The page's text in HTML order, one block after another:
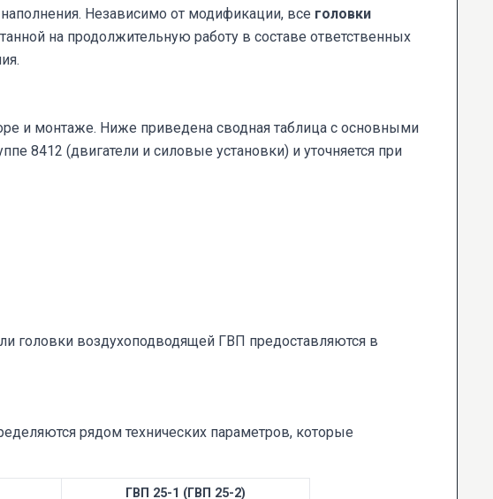
Независимо от модификации, все головки
на продолжительную работу в составе ответственных
и монтаже. Ниже приведена сводная таблица с основными
8412 (двигатели и силовые установки) и уточняется при
головки воздухоподводящей ГВП предоставляются в
рядом технических параметров, которые
ГВП 25-1 (ГВП 25-2)